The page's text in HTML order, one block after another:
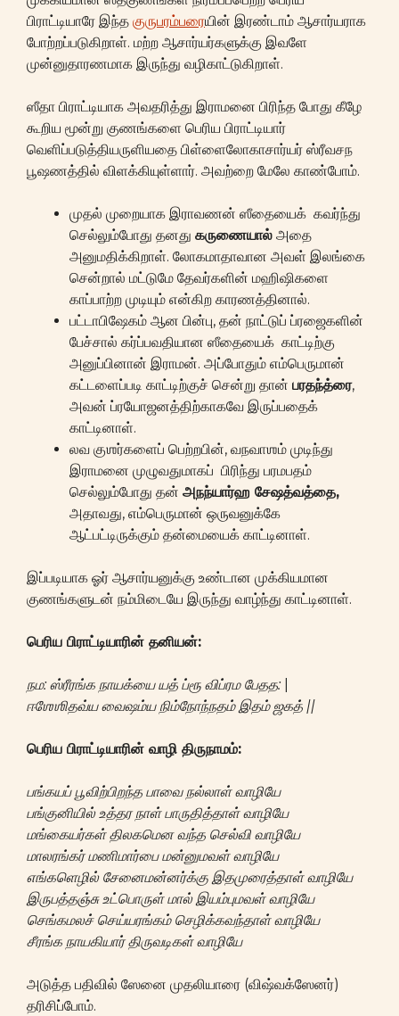
பிராட்டியாரே இந்த குருபரம்பரையின் இரண்டாம் ஆசார்யராக
போற்றப்படுகிறாள். மற்ற ஆசார்யர்களுக்கு இவளே
முன்னுதாரணமாக இருந்து வழிகாட்டுகிறாள்.
ஸீதா பிராட்டியாக அவதரித்து இராமனை பிரிந்த போது கீழே
கூறிய மூன்று குணங்களை பெரிய பிராட்டியார்
வெளிப்படுத்தியருளியதை பிள்ளைலோகாசார்யர் ஸ்ரீவசந
பூஷணத்தில் விளக்கியுள்ளார். அவற்றை மேலே காண்போம்.
முதல் முறையாக இராவணன் ஸீதையைக் கவர்ந்து
செல்லும்போது தனது கருணையால் அதை
அனுமதிக்கிறாள். லோகமாதாவான அவள் இலங்கை
சென்றால் மட்டுமே தேவர்களின் மஹிஷிகளை
காப்பாற்ற முடியும் என்கிற காரணத்தினால்.
பட்டாபிஷேகம் ஆன பின்பு, தன் நாட்டுப் ப்ரஜைகளின்
பேச்சால் கர்ப்பவதியான ஸீதையைக் காட்டிற்கு
அனுப்பினான் இராமன். அப்போதும் எம்பெருமான்
கட்டளைப்படி காட்டிற்குச் சென்று தான் பரதந்த்ரை,
அவன் ப்ரயோஜனத்திற்காகவே இருப்பதைக்
காட்டினாள்.
லவ குஶர்களைப் பெற்றபின், வநவாஶம் முடிந்து
இராமனை முழுவதுமாகப் பிரிந்து பரமபதம்
செல்லும்போது தன் அநந்யார்ஹ சேஷத்வத்தை,
அதாவது, எம்பெருமான் ஒருவனுக்கே
ஆட்பட்டிருக்கும் தன்மையைக் காட்டினாள்.
இப்படியாக ஓர் ஆசார்யனுக்கு உண்டான முக்கியமான
குணங்களுடன் நம்மிடையே இருந்து வாழ்ந்து காட்டினாள்.
பெரிய பிராட்டியாரின் தனியன்:
நம: ஸ்ரீரங்க நாயக்யை யத் ப்ரூ விப்ரம பேதத:
ஈஶேஶிதவ்ய வைஷம்ய நிம்நோந்நதம் இதம் ஜகத் ||
பெரிய பிராட்டியாரின் வாழி திருநாமம்:
பங்கயப் பூவிற்பிறந்த பாவை நல்லாள் வாழியே
பங்குனியில் உத்தர நாள் பாருதித்தாள் வாழியே
மங்கையர்கள் திலகமென வந்த செல்வி வாழியே
மாலரங்கர் மணிமார்பை மன்னுமவள் வாழியே
எங்களெழில் சேனைமன்னர்க்கு இதமுரைத்தாள் வாழியே
இருபத்தஞ்சு உட்பொருள் மால் இயம்புமவள் வாழியே
செங்கமலச் செய்யரங்கம் செழிக்கவந்தாள் வாழியே
சீரங்க நாயகியார் திருவடிகள் வாழியே
அடுத்த பதிவில் ஸேனை முதலியாரை (விஷ்வக்ஸேனர்)
தரிசிப்போம்.